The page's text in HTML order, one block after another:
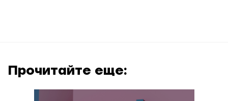
Прочитайте еще: